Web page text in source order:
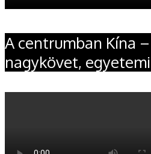
A centrumban Kína
nagykövet,